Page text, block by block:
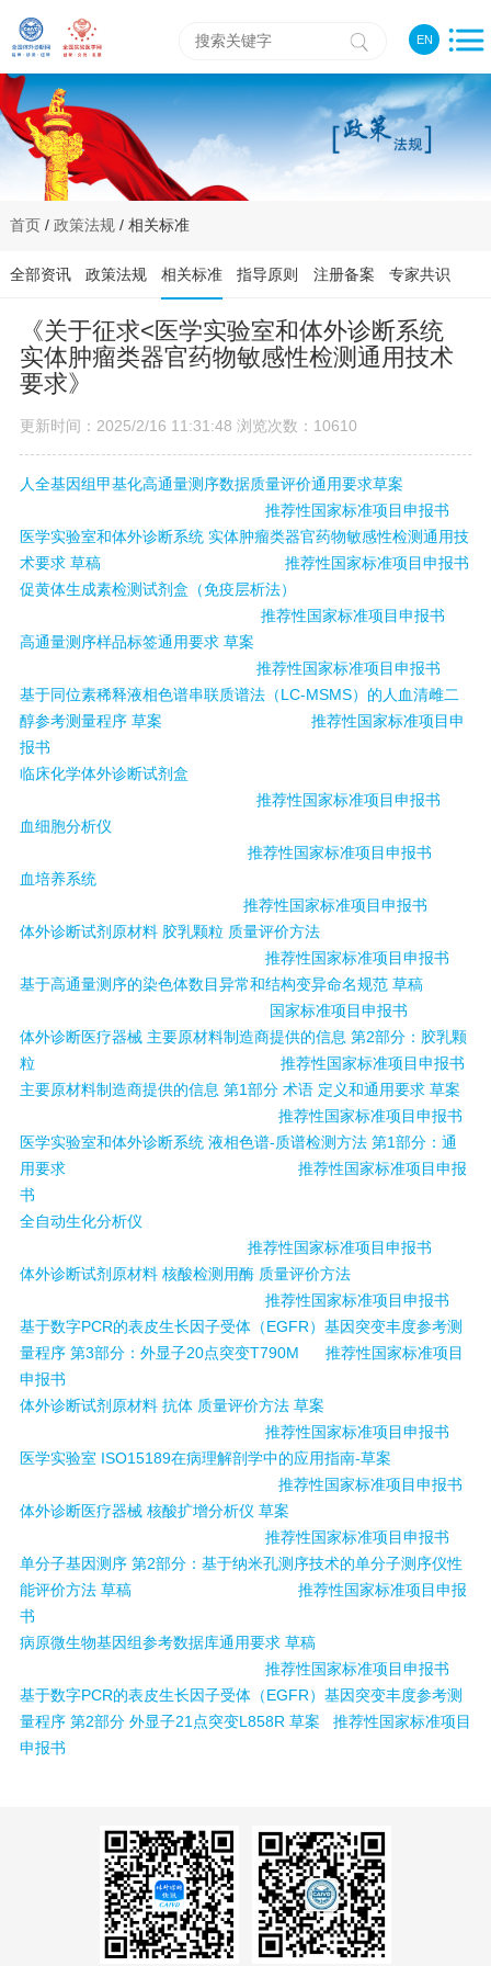
EN
首页/ 政策法规/ 相关标准
全部资讯 政策法规 相关标准 指导原则 注册备案 专家共识
《关于征求<医学实验室和体外诊断系统
实体肿瘤类器官药物敏感性检测通用技术
要求》
更新时间：2025/2/16 11:31:48 浏览次数：10610
人全基因组甲基化高通量测序数据质量评价通用要求草案
推荐性国家标准项目申报书
医学实验室和体外诊断系统 实体肿瘤类器官药物敏感性检测通用技
术要求 草稿
推荐性国家标准项目申报书
促黄体生成素检测试剂盒（免疫层析法）
推荐性国家标准项目申报书
高通量测序样品标签通用要求 草案
推荐性国家标准项目申报书
基于同位素稀释液相色谱串联质谱法（LC-MSMS）的人血清雌二
醇参考测量程序 草案
推荐性国家标准项目申
报书
临床化学体外诊断试剂盒
推荐性国家标准项目申报书
血细胞分析仪
推荐性国家标准项目申报书
血培养系统
推荐性国家标准项目申报书
体外诊断试剂原材料 胶乳颗粒 质量评价方法
推荐性国家标准项目申报书
基于高通量测序的染色体数目异常和结构变异命名规范 草稿
国家标准项目申报书
体外诊断医疗器械 主要原材料制造商提供的信息 第2部分：胶乳颗
粒
推荐性国家标准项目申报书
主要原材料制造商提供的信息 第1部分 术语 定义和通用要求 草案
推荐性国家标准项目申报书
医学实验室和体外诊断系统 液相色谱-质谱检测方法 第1部分：通
用要求
推荐性国家标准项目申报
书
全自动生化分析仪
推荐性国家标准项目申报书
体外诊断试剂原材料 核酸检测用酶 质量评价方法
推荐性国家标准项目申报书
基于数字PCR的表皮生长因子受体（EGFR）基因突变丰度参考测
量程序 第3部分：外显子20点突变T790M
推荐性国家标准项目
申报书
体外诊断试剂原材料 抗体 质量评价方法 草案
推荐性国家标准项目申报书
医学实验室 ISO15189在病理解剖学中的应用指南-草案
推荐性国家标准项目申报书
体外诊断医疗器械 核酸扩增分析仪 草案
推荐性国家标准项目申报书
单分子基因测序 第2部分：基于纳米孔测序技术的单分子测序仪性
能评价方法 草稿
推荐性国家标准项目申报
书
病原微生物基因组参考数据库通用要求 草稿
推荐性国家标准项目申报书
基于数字PCR的表皮生长因子受体（EGFR）基因突变丰度参考测
量程序 第2部分 外显子21点突变L858R 草案
推荐性国家标准项目
申报书